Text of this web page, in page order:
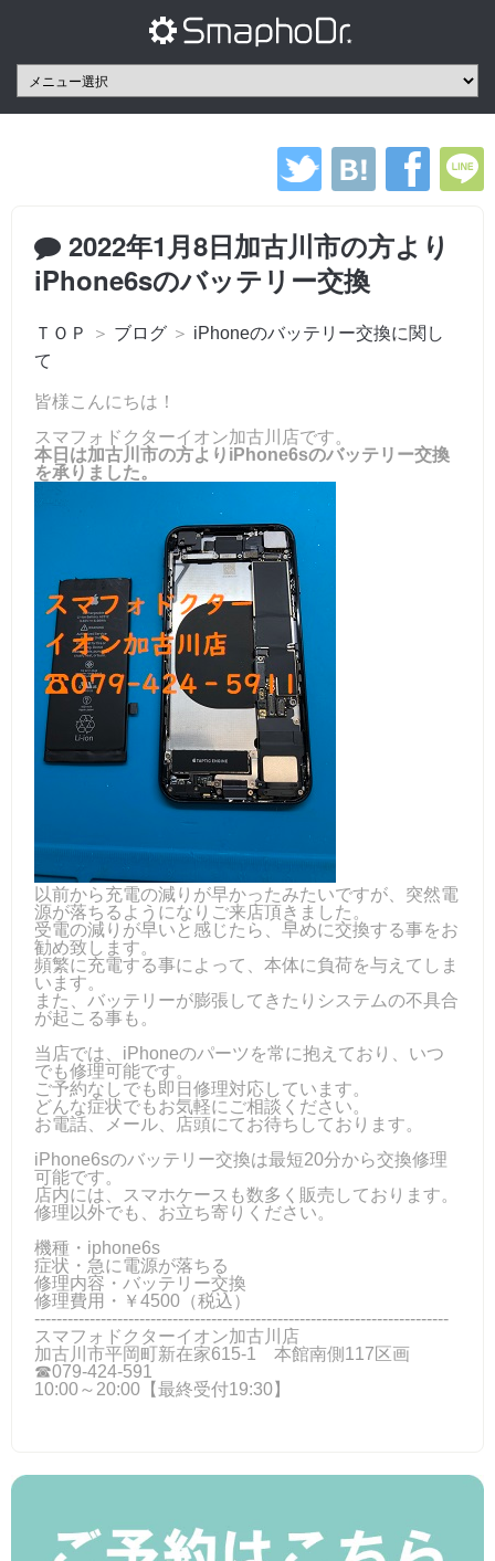
2022年1月8日加古川市の方より
iPhone6sのバッテリー交換
ＴＯＰ ＞ ブログ ＞ iPhoneのバッテリー交換に関し
て
皆様こんにちは！
スマフォドクターイオン加古川店です。
本日は加古川市の方よりiPhone6sのバッテリー交換
を承りました。
以前から充電の減りが早かったみたいですが、突然電
源が落ちるようになりご来店頂きました。
受電の減りが早いと感じたら、早めに交換する事をお
勧め致します。
頻繁に充電する事によって、本体に負荷を与えてしま
います。
また、バッテリーが膨張してきたりシステムの不具合
が起こる事も。
当店では、iPhoneのパーツを常に抱えており、いつ
でも修理可能です。
ご予約なしでも即日修理対応しています。
どんな症状でもお気軽にご相談ください。
お電話、メール、店頭にてお待ちしております。
iPhone6sのバッテリー交換は最短20分から交換修理
可能です。
店内には、スマホケースも数多く販売しております。
修理以外でも、お立ち寄りください。
機種・iphone6s
症状・急に電源が落ちる
修理内容・バッテリー交換
修理費用・￥4500（税込）
---------------------------------------------------------------------------
スマフォドクターイオン加古川店
加古川市平岡町新在家615-1 本館南側117区画
☎079-424‐591
10:00～20:00【最終受付19:30】